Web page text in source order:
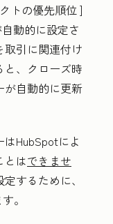
トの優先順位]
動的に設定さ
取引に関連付け
と、クローズ時
が自動的に更新
HubSpotによ
とはできませ
するために、
。